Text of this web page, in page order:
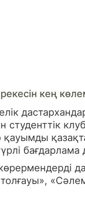
кең
қауымды
бағдарлама